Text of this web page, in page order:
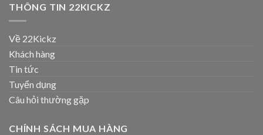
THÔNG TIN 22KICKZ
Về 22Kickz
Khách hàng
Tin tức
Tuyển dụng
Câu hỏi thường gặp
CHÍNH SÁCH MUA HÀNG